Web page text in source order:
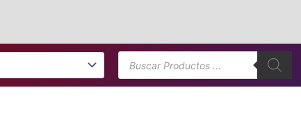
Búsqueda
de
productos